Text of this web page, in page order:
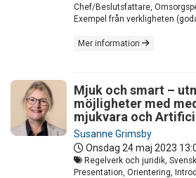
Chef/Beslutsfattare,
Exempel från verkligheten
Mer information
Mjuk och smart –
möjligheter med
mjukvara och
Susanne Grimsby
Onsdag 24 maj 2023
Regelverk och juridik,
Presentation, Orientering,